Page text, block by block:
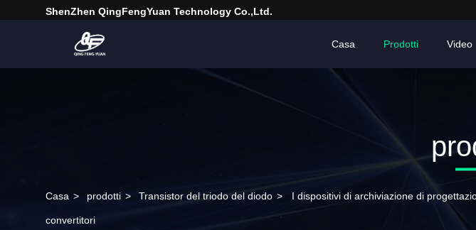
ShenZhen QingFengYuan Technology Co.,Ltd.
Casa Prodotti Video
Casa > prodotti > Transistor del triodo del diodo > I dispositivi di archiviazione di
convertitori